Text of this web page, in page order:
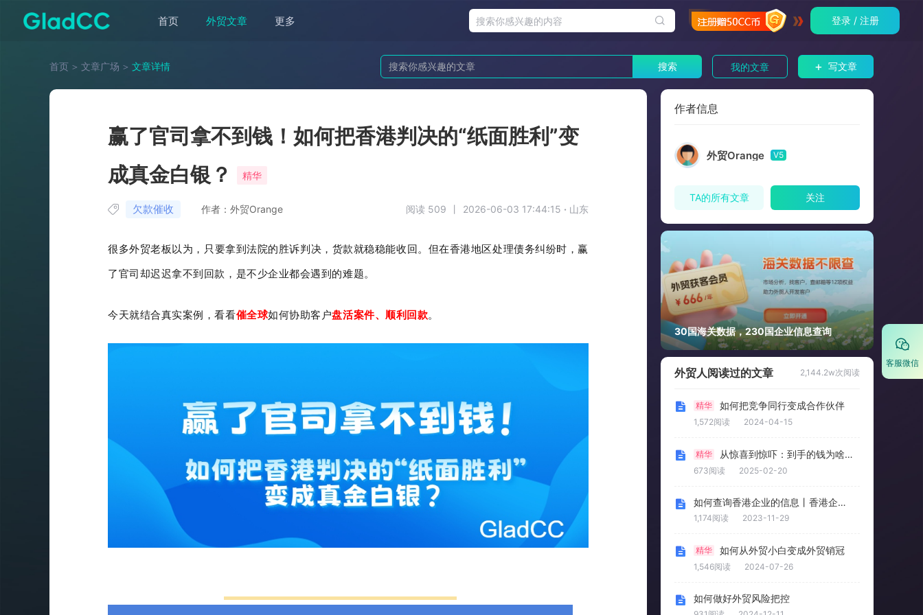
首页 外贸文章 更多 登录 / 注册
客服微信
首页 ＞ 文章广场 ＞ 文章详情 搜索 我的文章 + 写文章
赢了官司拿不到钱！如何把香港判决的“纸面胜利”变
成真金白银？
精华
欠款催收 作者：外贸Orange 阅读 509 丨 2026-06-03 17:44:15 · 山东
很多外贸老板以为，只要拿到法院的胜诉判决，货款就稳稳能收回。但在香港地区处理债务纠纷时，赢
了官司却迟迟拿不到回款，是不少企业都会遇到的难题。
今天就结合真实案例，看看催全球如何协助客户盘活案件、顺利回款。
作者信息
外贸Orange V5
TA的所有文章 关注
30国海关数据，230国企业信息查询
外贸人阅读过的文章 2,144.2w次阅读
精华 如何把竞争同行变成合作伙伴
1,572阅读 2024-04-15
精华 从惊喜到惊吓：到手的钱为啥变成“烫手山芋”？
673阅读 2025-02-20
如何查询香港企业的信息丨香港企业信息查询的方法
1,174阅读 2023-11-29
精华 如何从外贸小白变成外贸销冠
1,546阅读 2024-07-26
如何做好外贸风险把控